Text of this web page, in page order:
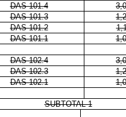
DAS 101.4
DAS 101.3
DAS 101.2
DAS 101.1
DAS 102.4
DAS 102.3
DAS 102.1
SUBTOTAL 1